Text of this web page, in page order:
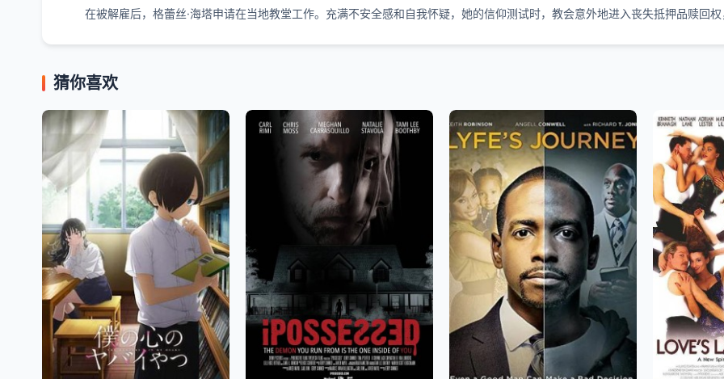
在被解雇后，格蕾丝·海塔申请在当地教堂工作。充满不安全感和自我怀疑，她的信仰测试时，教会意外地进入丧失抵押品赎回
猜你喜欢